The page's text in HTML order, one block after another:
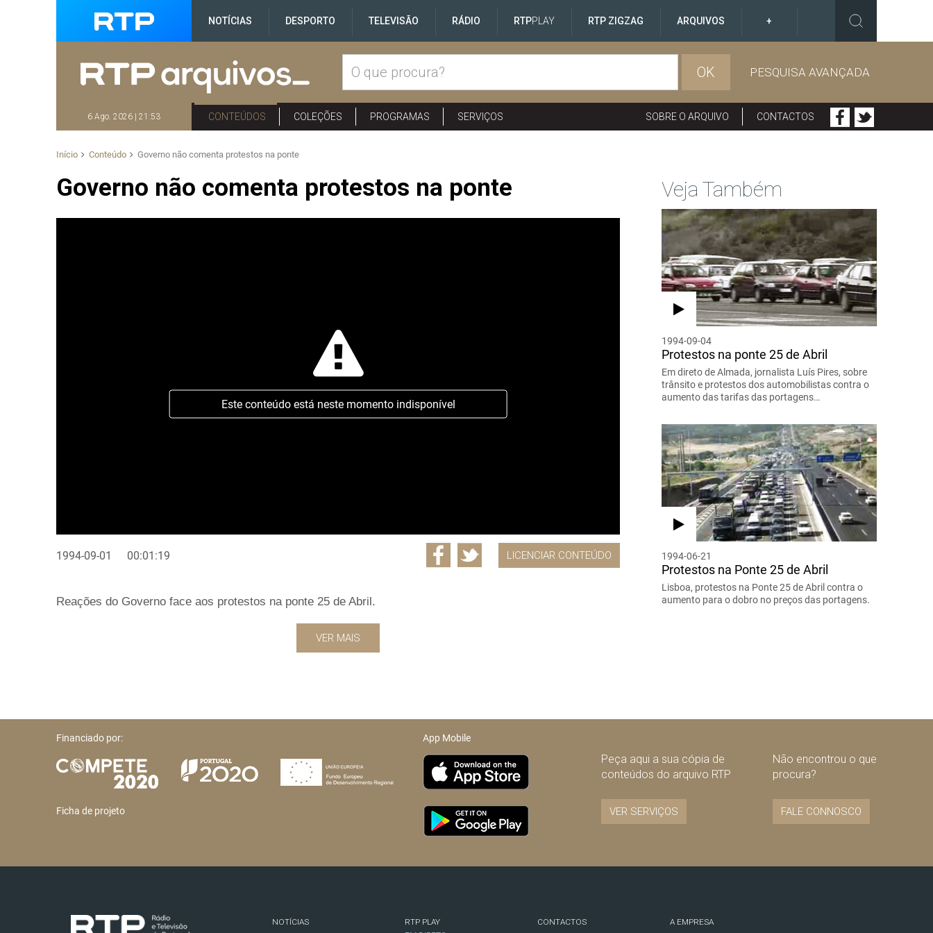
NOTÍCIAS DESPORTO TELEVISÃO RÁDIO RTPPLAY RTP ZIGZAG ARQUIVOS +
OK PESQUISA AVANÇADA
6 Ago. 2026 | 21:53 CONTEÚDOS COLEÇÕES PROGRAMAS SERVIÇOS SOBRE O ARQUIVO CONTACTOS
Início Conteúdo Governo não comenta protestos na ponte
Governo não comenta protestos na ponte
Este conteúdo está neste momento indisponível
1994-09-01 00:01:19 LICENCIAR CONTEÚDO
Reações do Governo face aos protestos na ponte 25 de Abril.
VER MAIS
Veja Também
1994-09-04
Protestos na ponte 25 de Abril
Em direto de Almada, jornalista Luís Pires, sobre
trânsito e protestos dos automobilistas contra o
aumento das tarifas das portagens…
1994-06-21
Protestos na Ponte 25 de Abril
Lisboa, protestos na Ponte 25 de Abril contra o
aumento para o dobro no preços das portagens.
Financiado por:
Ficha de projeto
App Mobile
Peça aqui a sua cópia de
conteúdos do arquivo RTP
VER SERVIÇOS
Não encontrou o que
procura?
FALE CONNOSCO
NOTÍCIAS
RTP PLAY
CONTACTOS
A EMPRESA